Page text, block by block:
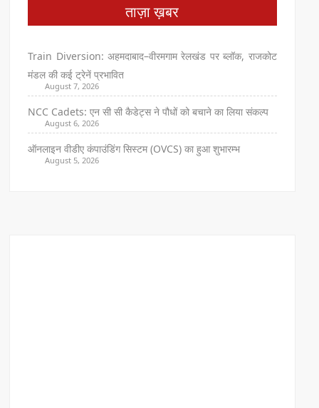
ताज़ा ख़बर
Train Diversion: अहमदाबाद–वीरमगाम रेलखंड पर ब्लॉक, राजकोट
मंडल की कई ट्रेनें प्रभावित
August 7, 2026
NCC Cadets: एन सी सी कैडेट्स ने पौधों को बचाने का लिया संकल्प
August 6, 2026
ऑनलाइन वीडीए कंपाउंडिंग सिस्टम (OVCS) का हुआ शुभारम्भ
August 5, 2026